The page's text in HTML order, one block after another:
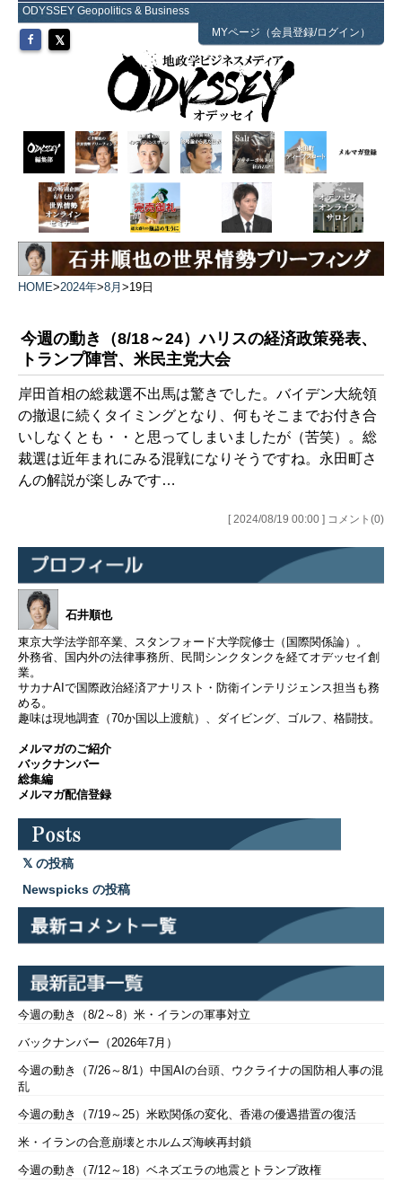
ODYSSEY Geopolitics & Business
MYページ（会員登録/ログイン）
HOME>2024年>8月 >19日
今週の動き（8/18～24）ハリスの経済政策発表、
トランプ陣営、米民主党大会
岸田首相の総裁選不出馬は驚きでした。バイデン大統領
の撤退に続くタイミングとなり、何もそこまでお付き合
いしなくとも・・と思ってしまいましたが（苦笑）。総
裁選は近年まれにみる混戦になりそうですね。永田町さ
んの解説が楽しみです…
[ 2024/08/19 00:00 ] コメント(0)
石井順也
東京大学法学部卒業、スタンフォード大学院修士（国際関係論）。
外務省、国内外の法律事務所、民間シンクタンクを経てオデッセイ創
業。
サカナAIで国際政治経済アナリスト・防衛インテリジェンス担当も務
める。
趣味は現地調査（70か国以上渡航）、ダイビング、ゴルフ、格闘技。
メルマガのご紹介
バックナンバー
総集編
メルマガ配信登録
の投稿
Newspicks の投稿
今週の動き（8/2～8）米・イランの軍事対立
バックナンバー（2026年7月）
今週の動き（7/26～8/1）中国AIの台頭、ウクライナの国防相人事の混
乱
今週の動き（7/19～25）米欧関係の変化、香港の優遇措置の復活
米・イランの合意崩壊とホルムズ海峡再封鎖
今週の動き（7/12～18）ベネズエラの地震とトランプ政権